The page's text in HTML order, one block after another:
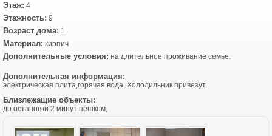
Этаж: 4
Этажность: 9
Возраст дома: 1
Материал: кирпич
Дополнительные условия: на длительное проживание семье.
Дополнительная информация:
электрическая плита,горячая вода, Холодильник привезут.
Близлежащие объекты:
до остановки 2 минут пешком,